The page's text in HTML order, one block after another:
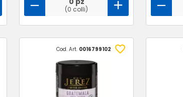
(0 colli)
Cod. Art. 0016799102